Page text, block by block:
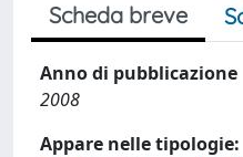
Scheda breve
Anno di pubblicazione
2008
Appare nelle tipologie: